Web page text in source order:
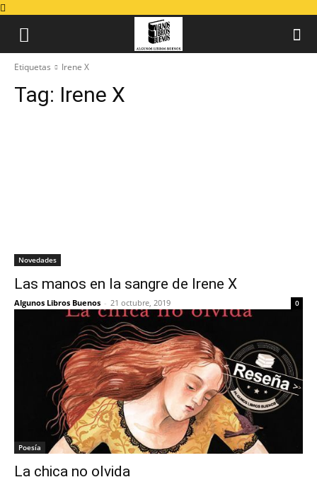
Etiquetas Irene X
Tag: Irene X
Novedades
Las manos en la sangre de Irene X
Algunos Libros Buenos - 21 octubre, 2019 0
Poesía
La chica no olvida